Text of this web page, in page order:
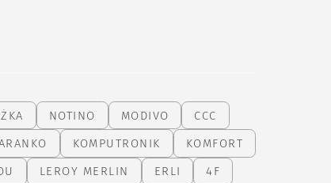
NOTINO MODIVO
CCC
KOMPUTRONIK
KOMFORT
LEROY MERLIN ERLI
4F